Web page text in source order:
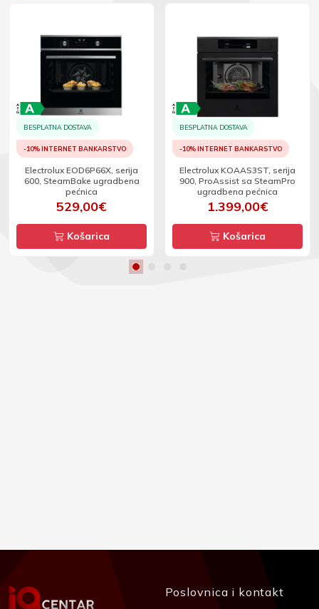
BESPLATNA DOSTAVA
-10% INTERNET BANKARSTVO
Electrolux EOD6P66X, serija
600, SteamBake ugradbena
pećnica
529,00€
Košarica
BESPLATNA DOSTAVA
-10% INTERNET BANKARSTVO
Electrolux KOAAS3ST, serija
900, ProAssist sa SteamPro
ugradbena pećnica
1.399,00€
Košarica
Poslovnica i kontakt